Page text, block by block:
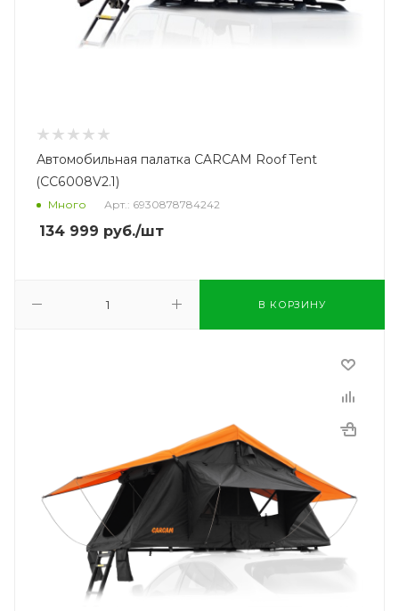
Автомобильная палатка CARCAM Roof Tent
(CC6008V2.1)
Много Арт.: 6930878784242
134 999 руб./шт
В КОРЗИНУ